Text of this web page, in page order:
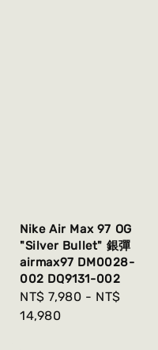
Nike Air Max 97 OG
"Silver Bullet" 銀彈
airmax97 DM0028-
002 DQ9131-002
Regular
price
NT$ 7,980 - NT$
14,980